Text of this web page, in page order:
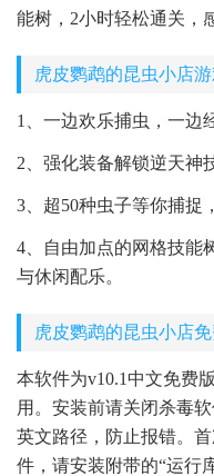
能树，2小时轻松通关，
虎皮鹦鹉的昆虫小店
1、一边欢乐捕虫，一边
2、强化装备解锁逆天神
3、超50种虫子等你捕捉
4、自由加点的网格技能
与休闲配乐。
虎皮鹦鹉的昆虫小店
本软件为v10.1中文免费
用。安装前请关闭杀毒
英文路径，防止报错。
件，请安装附带的“运行